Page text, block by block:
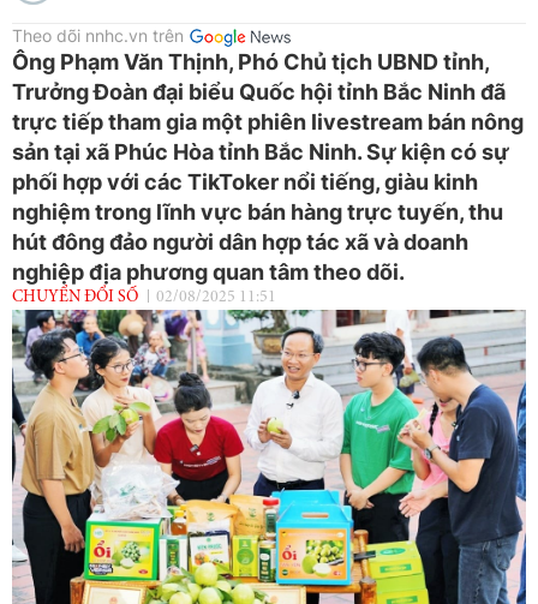
Theo dõi nnhc.vn trên
Ông Phạm Văn Thịnh, Phó Chủ tịch UBND tỉnh,
Trưởng Đoàn đại biểu Quốc hội tỉnh Bắc Ninh đã
trực tiếp tham gia một phiên livestream bán nông
sản tại xã Phúc Hòa tỉnh Bắc Ninh. Sự kiện có sự
phối hợp với các TikToker nổi tiếng, giàu kinh
nghiệm trong lĩnh vực bán hàng trực tuyến, thu
hút đông đảo người dân hợp tác xã và doanh
nghiệp địa phương quan tâm theo dõi.
CHUYỂN ĐỔI SỐ 02/08/2025 11:51